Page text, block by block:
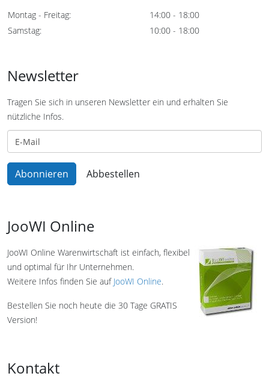
Montag - Freitag:
14:00 - 18:00
Samstag:
10:00 - 18:00
Newsletter
Tragen Sie sich in unseren Newsletter ein und erhalten Sie
nützliche Infos.
JooWI Online
JooWI Online Warenwirtschaft ist einfach, flexibel
und optimal für Ihr Unternehmen.
Weitere Infos finden Sie auf JooWI Online.
Bestellen Sie noch heute die 30 Tage GRATIS
Version!
Kontakt